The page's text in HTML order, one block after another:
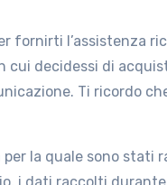
fornirti l’assistenza
cui decidessi di
Ti ricordo
la quale sono stati